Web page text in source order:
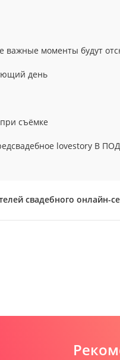
моменты будут
день
съёмке
lovestory В
свадебного онлайн-